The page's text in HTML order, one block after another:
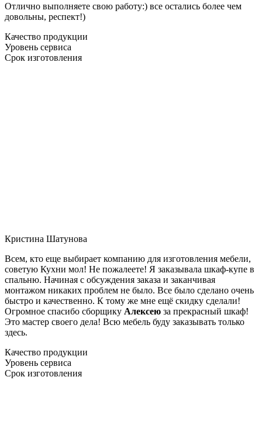
Отлично выполняете свою работу:) все остались более чем
довольны, респект!)
Качество продукции
Уровень сервиса
Срок изготовления
Кристина Шатунова
Всем, кто еще выбирает компанию для изготовления мебели,
советую Кухни мол! Не пожалеете! Я заказывала шкаф-купе в
спальню. Начиная с обсуждения заказа и заканчивая
монтажом никаких проблем не было. Все было сделано очень
быстро и качественно. К тому же мне ещё скидку сделали!
Огромное спасибо сборщику Алексею за прекрасный шкаф!
Это мастер своего дела! Всю мебель буду заказывать только
здесь.
Качество продукции
Уровень сервиса
Срок изготовления